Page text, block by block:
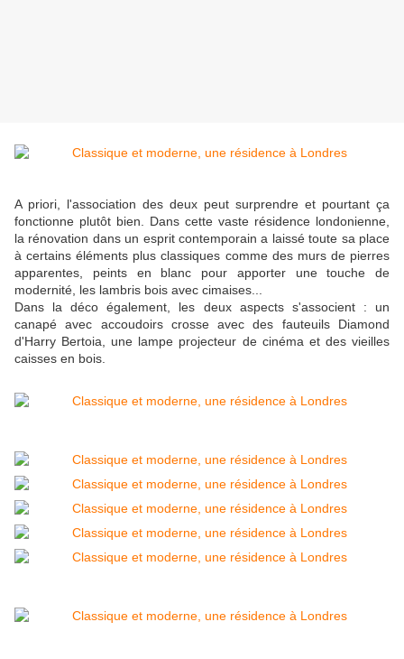
A priori, l'association des deux peut surprendre et pourtant ça
fonctionne plutôt bien. Dans cette vaste résidence londonienne,
la rénovation dans un esprit contemporain a laissé toute sa place
à certains éléments plus classiques comme des murs de pierres
apparentes, peints en blanc pour apporter une touche de
modernité, les lambris bois avec cimaises...
Dans la déco également, les deux aspects s'associent : un
canapé avec accoudoirs crosse avec des fauteuils Diamond
d'Harry Bertoia, une lampe projecteur de cinéma et des vieilles
caisses en bois.